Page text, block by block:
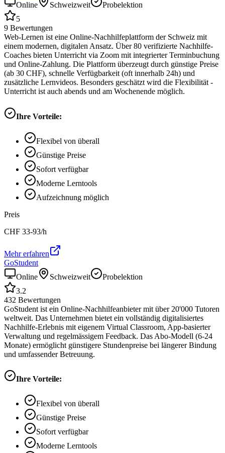
Online
Schweizweit
Probelektion
5
9 Bewertungen
Web-Lernen ist eine Online-Nachhilfeplattform der Schweiz mit
einem modernen, digitalen Ansatz. Über 80 verifizierte Nachhilfe-
Coaches bieten Unterricht via Zoom mit integrierter Terminbuchung
und Online-Zahlung. Die Plattform überzeugt durch günstige Preise
(ab 30 CHF), schnelle Verfügbarkeit (oft innerhalb 24h) und
zusätzliche Lernvideos. Besonders geschätzt wird die Flexibilität -
Unterricht ist auch abends und am Wochenende möglich.
Ihre Vorteile:
Flexibel von überall
Günstige Preise
Sofort verfügbar
Moderne Lerntools
Aufzeichnung möglich
Preis
CHF 33-93/h
Mehr erfahren
GoStudent
Online
Schweizweit
Probelektion
3.2
432 Bewertungen
GoStudent ist ein Online-Nachhilfeanbieter mit über 20'000 Tutoren
weltweit. Das Unternehmen bietet ein vollständig digitalisiertes
Nachhilfe-Erlebnis mit eigenem Virtual Classroom, App-basierter
Verwaltung und regelmässigem Feedback. Das Abo-Modell (6-24
Monate) ermöglicht günstigere Stundenpreise bei längerer Bindung
und umfassender Betreuung.
Ihre Vorteile:
Flexibel von überall
Günstige Preise
Sofort verfügbar
Moderne Lerntools